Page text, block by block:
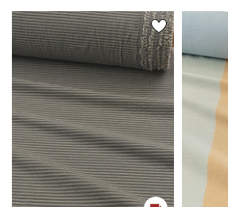
Секретная рассылка от